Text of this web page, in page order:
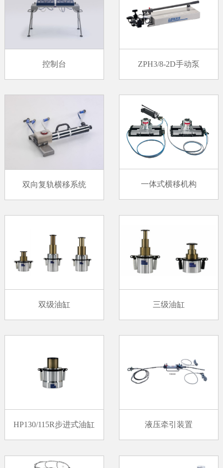
控制台 ZPH3/8-2D手动泵
双向复轨横移系统 一体式横移机构
双级油缸 三级油缸
HP130/115R步进式油缸 液压牵引装置